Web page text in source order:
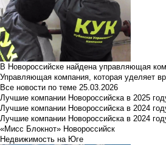
В Новороссийске найдена управляющая
Управляющая компания, которая уделяет
Все новости по теме 25.03.2026
Лучшие компании Новороссийска в 2025
Лучшие компании Новороссийска в 2024
Лучшие компании Новороссийска в 2024
«Мисс Блокнот» Новороссийск
Недвижимость на Юге